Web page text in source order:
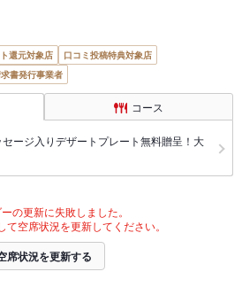
還元対象店
口コミ投稿特典対象店
書発行事業者
コース
セージ入りデザートプレート無料贈呈！大
の更新に失敗しました。
て空席状況を更新してください。
席状況を更新する